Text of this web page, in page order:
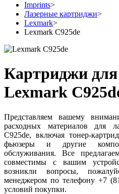
Imprints>
Лазерные картриджи>
Lexmark>
Lexmark C925de
Картриджи для
Lexmark
Представляем вашему
расходных материалов для
C925de, включая тонер-
фьюзеры и другие
обслуживания. Все
совместимы с вашим
возникли вопросы,
менеджером по телефону +7
условий покупки.